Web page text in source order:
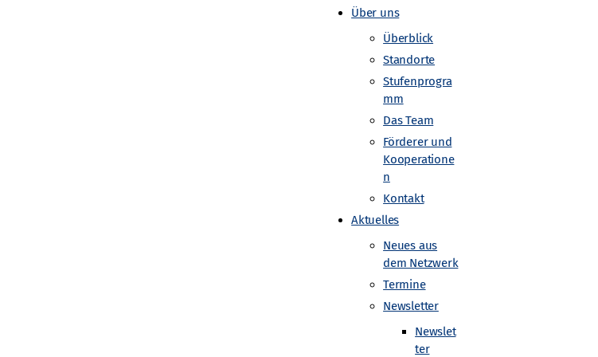
Über uns
Überblick
Standorte
Stufenprogra
mm
Das Team
Förderer und
Kooperatione
n
Kontakt
Aktuelles
Neues aus
dem Netzwerk
Termine
Newsletter
Newslet
ter